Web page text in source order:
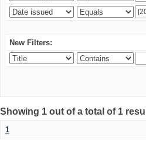
New Filters:
Showing 1 out of a total of 1
1